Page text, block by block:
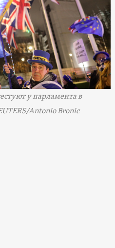
у парламента в
Antonio Bronic